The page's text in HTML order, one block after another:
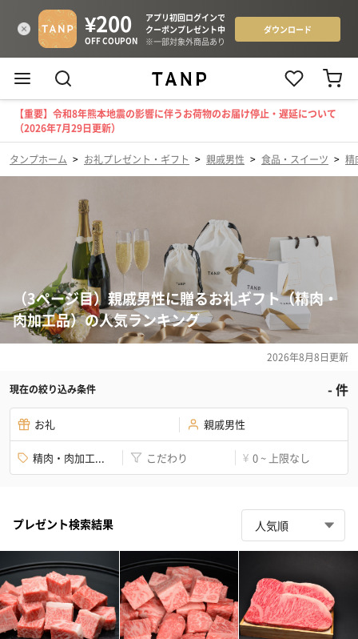
【重要】令和8年熊本地震の影響に伴うお荷物のお届け停止・遅延について
（2026年7月29日更新）
タンプホーム > お礼プレゼント・ギフト > 親戚男性 > 食品・スイーツ > 精
（3ページ目）親戚男性に贈るお礼ギフト（精肉・
肉加工品）の人気ランキング
2026年8月8日更新
現在の絞り込み条件 -件
お礼 親戚男性
精肉・肉加工... こだわり ¥ 0 ~ 上限なし
プレゼント検索結果